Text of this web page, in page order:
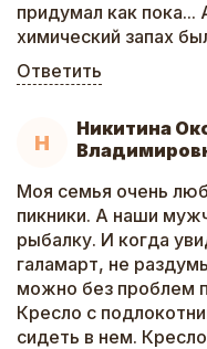
придумал как пока...
химический запах
Ответить
Н
Никитина
Моя семья очень
пикники. А наши
рыбалку. И когда
галамарт, не
можно без проблем
Кресло с
сидеть в нем.